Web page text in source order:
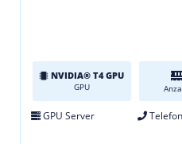
NVIDIA® T4 GPU
GPU
GPU Server